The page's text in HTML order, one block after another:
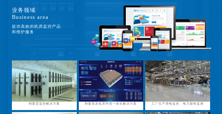
业务领域
Business area
提供高效的机房监控产品
和维护服务
档案室监控解决方案 档案馆及机房环境一体化解决方案 工厂生产用电监控、电力能耗监测